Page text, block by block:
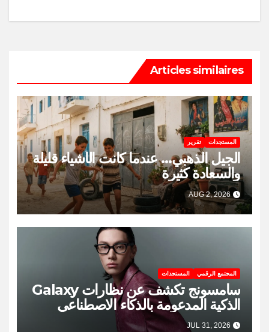
Articles similaires
المستجدات تقرير
الجيل الذهبي… عندما كانت الأشياء قليلة
والسعادة كثيرة
AUG 2, 2026
المجتمع الرقمي المستجدات
سامسونج تكشف عن نظارات Galaxy
الذكية المدعومة بالذكاء الاصطناعي
JUL 31, 2026